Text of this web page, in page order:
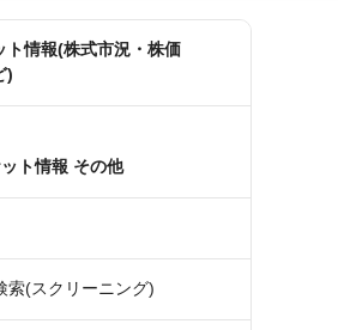
ト情報(株式市況・株価
)
ト情報 その他
索(スクリーニング)